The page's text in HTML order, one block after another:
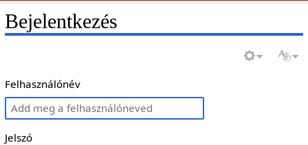
Bejelentkezés
Felhasználónév
Jelszó